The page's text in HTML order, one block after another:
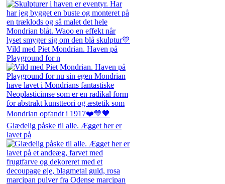
Vild med Piet Mondrian. Haven på
Playground for n
Glædelig påske til alle. Ægget her er
lavet på